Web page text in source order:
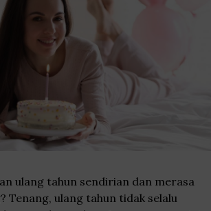
ulang tahun sendirian dan merasa
Tenang, ulang tahun tidak selalu